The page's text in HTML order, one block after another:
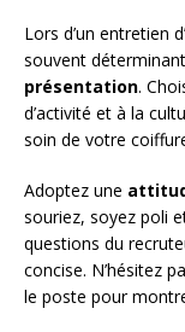
Lors d’un entretien
souvent
présentation.
d’activité et à la
soin de votre
Adoptez une
souriez, soyez poli
questions du
concise. N’hésitez
le poste pour